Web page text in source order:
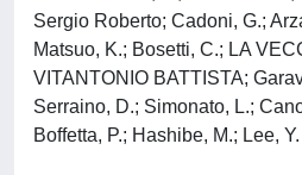
Sergio Roberto; Cadoni, G.;
Matsuo, K.; Bosetti, C.; LA
VITANTONIO BATTISTA;
Serraino, D.; Simonato, L.;
Boffetta, P.; Hashibe, M.; Lee,